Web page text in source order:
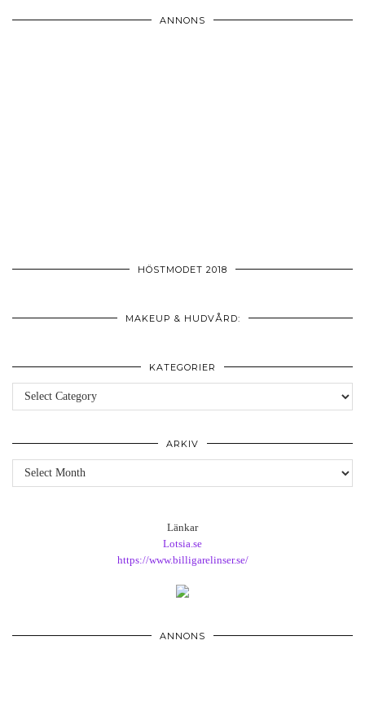
ANNONS
HÖSTMODET 2018
MAKEUP & HUDVÅRD:
KATEGORIER
Kategorier
ARKIV
Arkiv
Länkar
Lotsia.se
https://www.billigarelinser.se/
ANNONS